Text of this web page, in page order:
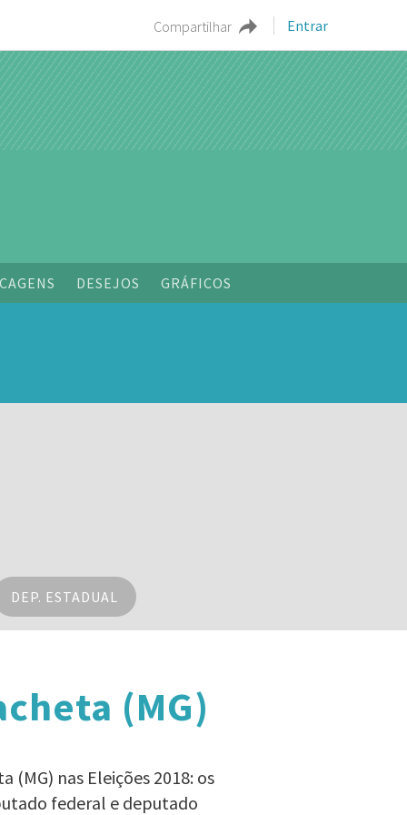
Compartilhar Entrar
DESEJOS GRÁFICOS
DEP. ESTADUAL
(MG)
nas Eleições 2018: os
federal e deputado